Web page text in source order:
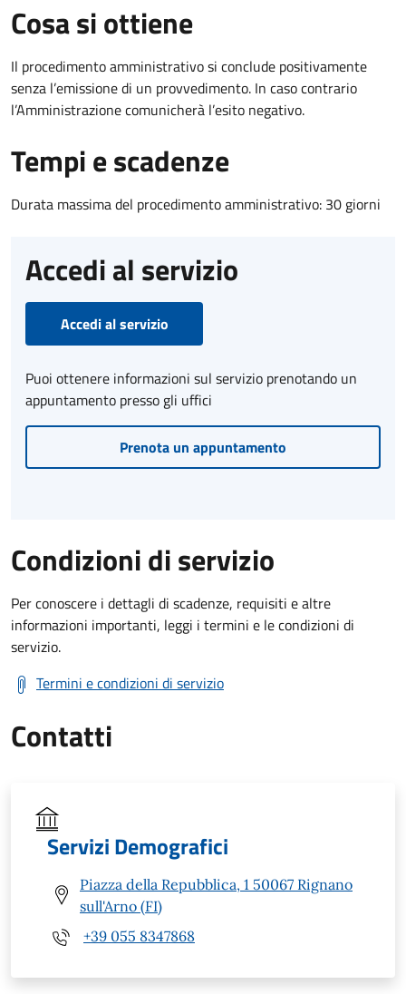
Cosa si ottiene
Il procedimento amministrativo si conclude positivamente
senza l’emissione di un provvedimento. In caso contrario
l’Amministrazione comunicherà l’esito negativo.
Tempi e scadenze
Durata massima del procedimento amministrativo: 30 giorni
Accedi al servizio
Accedi al servizio
Puoi ottenere informazioni sul servizio prenotando un
appuntamento presso gli uffici
Prenota un appuntamento
Condizioni di servizio
Per conoscere i dettagli di scadenze, requisiti e altre
informazioni importanti, leggi i termini e le condizioni di
servizio.
Termini e condizioni di servizio
Contatti
Servizi Demografici
Piazza della Repubblica, 1 50067 Rignano
sull'Arno (FI)
+39 055 8347868